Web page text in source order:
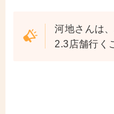
河地さんは
2.3店舗行く